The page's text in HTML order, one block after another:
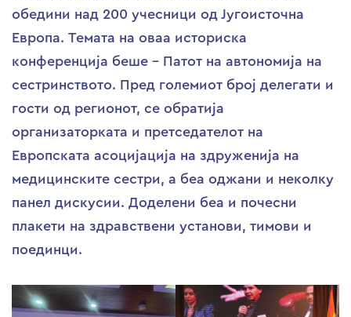
обедини над 200 учесници од Југоисточна
Европа. Темата на оваа историска
конференција беше – Патот на автономија на
сестринството. Пред големиот број делегати и
гости од регионот, се обратија
организаторката и претседателот на
Европската асоцијација на здруженија на
медицинските сестри, а беа оджани и неколку
панел дискусии. Доделени беа и почесни
плакети на здравствени установи, тимови и
поединци.